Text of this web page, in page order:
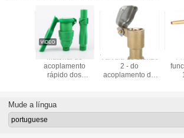
de
para a
Material de
acoplamento
rápido dos
resistentes UV
POM da
Válvula de bronze
2 - do
acoplamento da
irrigação da
Mude a língua